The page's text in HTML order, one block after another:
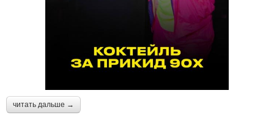
читать дальше →